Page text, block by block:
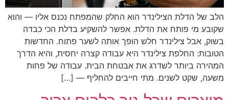
הלב של הדלת הצילינדר הוא החלק שהמפתח נכנס אליו — והוא
שקובע מי פותח את הדלת. אפשר להשקיע בדלת הכי כבדה
בשוק, אבל צילינדר חלש הופך אותה לשער פתוח. החדשות
הטובות: החלפת צילינדר היא עבודה קצרה יחסית, והיא הדרך
המהירה ביותר לשדרג את אבטחת הבית. עבודה של פחות
משעה, שקט לשנים. מתי חייבים להחליף — […]